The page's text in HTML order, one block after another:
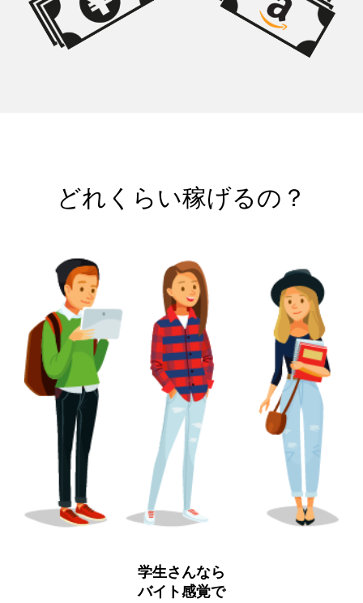
どれくらい稼げるの？
学生さんなら
バイト感覚で